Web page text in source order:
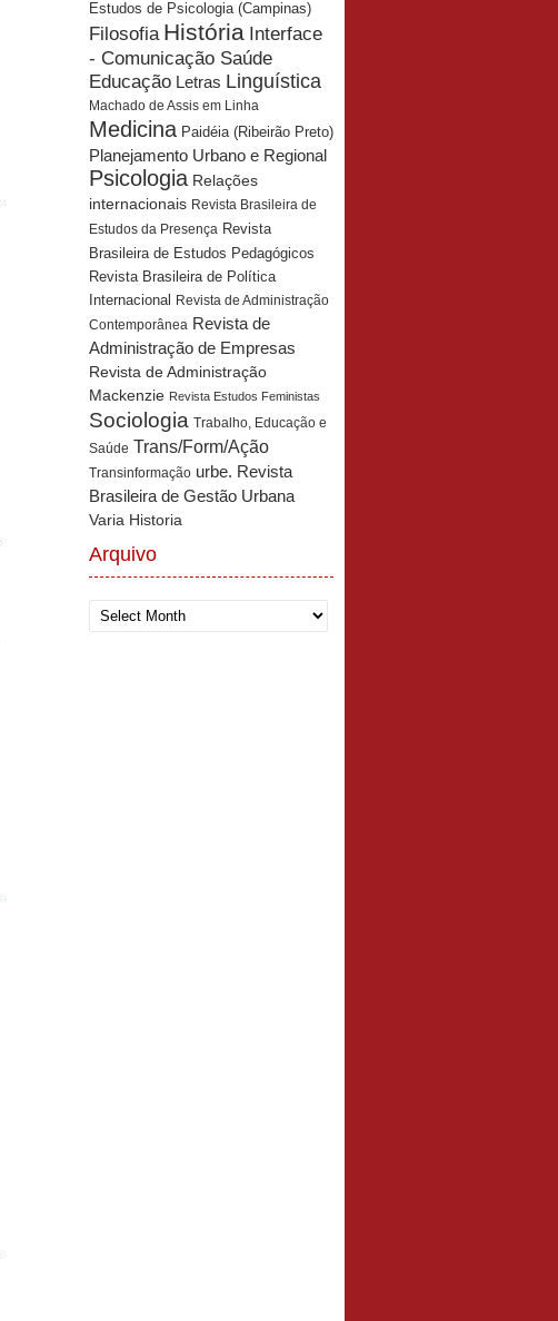
Estudos de Psicologia (Campinas)
Filosofia História Interface
- Comunicação Saúde
Educação Letras Linguística
Machado de Assis em Linha
Medicina Paidéia (Ribeirão Preto)
Planejamento Urbano e Regional
Psicologia Relações
internacionais Revista Brasileira de
Estudos da Presença Revista
Brasileira de Estudos Pedagógicos
Revista Brasileira de Política
Internacional Revista de Administração
Contemporânea Revista de
Administração de Empresas
Revista de Administração
Mackenzie Revista Estudos Feministas
Sociologia Trabalho, Educação e
Saúde Trans/Form/Ação
Transinformação urbe. Revista
Brasileira de Gestão Urbana
Varia Historia
Arquivo
Arquivo